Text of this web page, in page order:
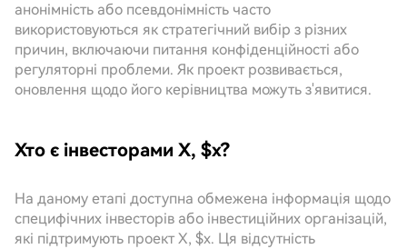
анонімність або псевдонімність часто
використовуються як стратегічний вибір з різних
причин, включаючи питання конфіденційності або
регуляторні проблеми. Як проект розвивається,
оновлення щодо його керівництва можуть з'явитися.
Хто є інвесторами X, $x?
На даному етапі доступна обмежена інформація щодо
специфічних інвесторів або інвестиційних організацій,
які підтримують проект X, $x. Ця відсутність